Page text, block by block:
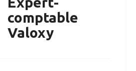
comptable
Valoxy